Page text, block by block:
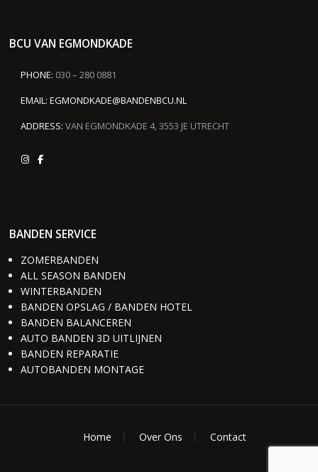
BCU VAN EGMONDKADE
PHONE: 030 – 280 0881
EMAIL: EGMONDKADE@BANDENBCU.NL
ADDRESS: VAN EGMONDKADE 4, 3553 JE UTRECHT
BANDEN SERVICE
ZOMERBANDEN
ALL SEASON BANDEN
WINTERBANDEN
BANDEN OPSLAG / BANDEN HOTEL
BANDEN BALANCEREN
AUTO BANDEN 3D UITLIJNEN
BANDEN REPARATIE
AUTOBANDEN MONTAGE
Home Over Ons Contact